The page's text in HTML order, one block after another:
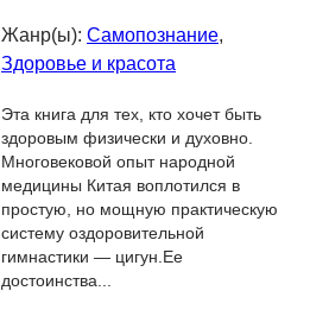
Жанр(ы): Самопознание,
Здоровье и красота
Эта книга для тех, кто хочет быть
здоровым физически и духовно.
Многовековой опыт народной
медицины Китая воплотился в
простую, но мощную практическую
систему оздоровительной
гимнастики — цигун.Ее
достоинства...